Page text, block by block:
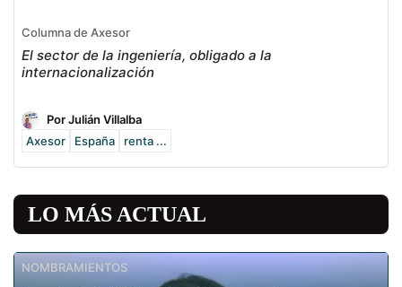
Columna de Axesor
El sector de la ingeniería, obligado a la
internacionalización
Por Julián Villalba
Axesor
España renta ...
LO MÁS ACTUAL
NOMBRAMIENTOS